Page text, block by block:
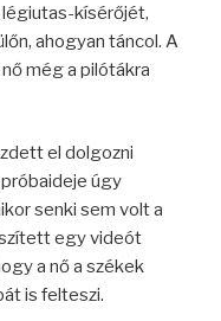
légiutas-kísérőjét,
ahogyan táncol. A
még a pilótákra
el dolgozni
úgy
senki sem volt a
egy videót
a nő a székek
is felteszi.